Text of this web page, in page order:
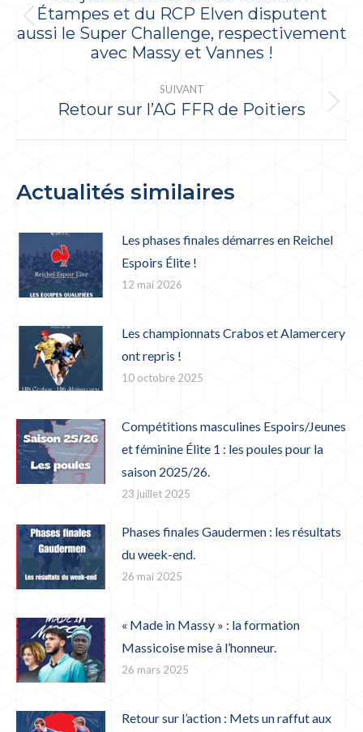
précédent
Étampes et du RCP Elven disputent
aussi le Super Challenge, respectivement
avec Massy et Vannes !
SUIVANT
Article
Retour sur l’AG FFR de Poitiers
Actualités similaires
Les phases finales démarres en Reichel
Espoirs Élite !
12 mai 2026
Les championnats Crabos et Alamercery
ont repris !
10 octobre 2025
Compétitions masculines Espoirs/Jeunes
et féminine Élite 1 : les poules pour la
saison 2025/26.
23 juillet 2025
Phases finales Gaudermen : les résultats
du week-end.
26 mai 2025
« Made in Massy » : la formation
Massicoise mise à l’honneur.
26 mars 2025
Retour sur l’action : Mets un raffut aux